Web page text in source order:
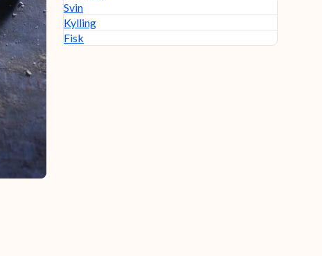
Svin
Kylling
Fisk